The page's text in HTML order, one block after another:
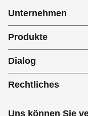
Unternehmen
Produkte
Dialog
Rechtliches
Uns können Sie